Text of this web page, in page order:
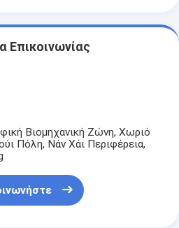
Επικοινωνίας
Βιομηχανική Ζώνη, Χωριό
Πόλη, Νάν Χάι Περιφέρεια,